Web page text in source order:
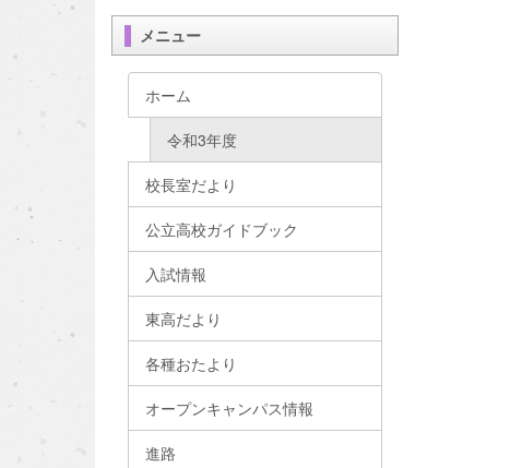
メニュー
ホーム
令和3年度
校長室だより
公立高校ガイドブック
入試情報
東高だより
各種おたより
オープンキャンパス情報
進路